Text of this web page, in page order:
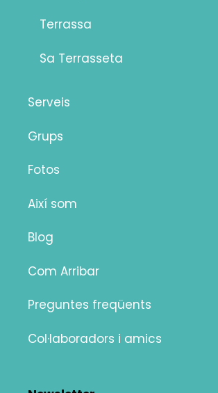
Terrassa
Sa Terrasseta
Serveis
Grups
Fotos
Així som
Blog
Com Arribar
Preguntes freqüents
Col·laboradors i amics